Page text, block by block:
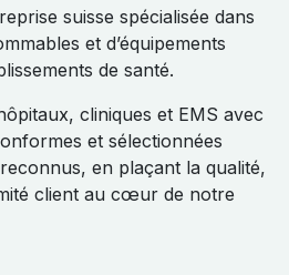
suisse spécialisée dans
et d’équipements
de santé.
cliniques et EMS avec
et sélectionnées
en plaçant la qualité,
client au cœur de notre